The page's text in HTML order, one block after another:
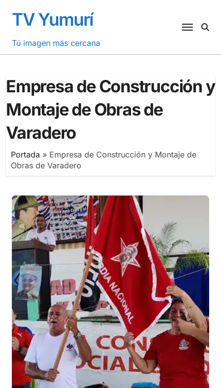
contenido
TV Yumurí
Tú imagen más cercana
Empresa de Construcción y
Montaje de Obras de
Varadero
Portada » Empresa de Construcción y Montaje de
Obras de Varadero